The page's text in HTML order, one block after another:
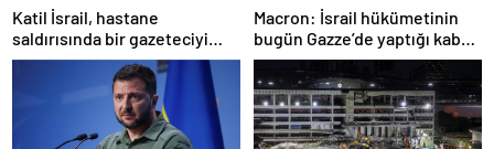
Katil İsrail, hastane
saldırısında bir gazeteciyi
öldürdüğünü itiraf etti
Macron: İsrail hükümetinin
bugün Gazze’de yaptığı kabul
edilemez